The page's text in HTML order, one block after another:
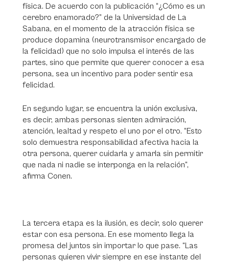
física. De acuerdo con la publicación “¿Cómo es un
cerebro enamorado?” de la Universidad de La
Sabana, en el momento de la atracción física se
produce dopamina (neurotransmisor encargado de
la felicidad) que no solo impulsa el interés de las
partes, sino que permite que querer conocer a esa
persona, sea un incentivo para poder sentir esa
felicidad.
En segundo lugar, se encuentra la unión exclusiva,
es decir, ambas personas sienten admiración,
atención, lealtad y respeto el uno por el otro. “Esto
solo demuestra responsabilidad afectiva hacia la
otra persona, querer cuidarla y amarla sin permitir
que nada ni nadie se interponga en la relación”,
afirma Conen.
La tercera etapa es la ilusión, es decir, solo querer
estar con esa persona. En ese momento llega la
promesa del juntos sin importar lo que pase. “Las
personas quieren vivir siempre en ese instante del